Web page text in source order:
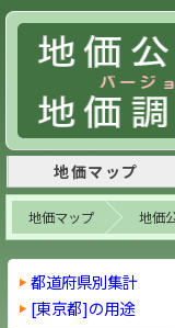
地価マップ
地価マップ 地価
都道府県別集計
[東京都]の用途